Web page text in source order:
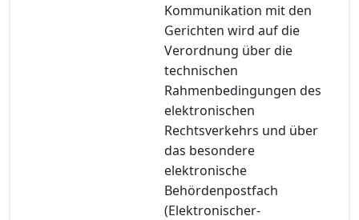
Kommunikation mit den
Gerichten wird auf die
Verordnung über die
technischen
Rahmenbedingungen des
elektronischen
Rechtsverkehrs und über
das besondere
elektronische
Behördenpostfach
(Elektronischer-